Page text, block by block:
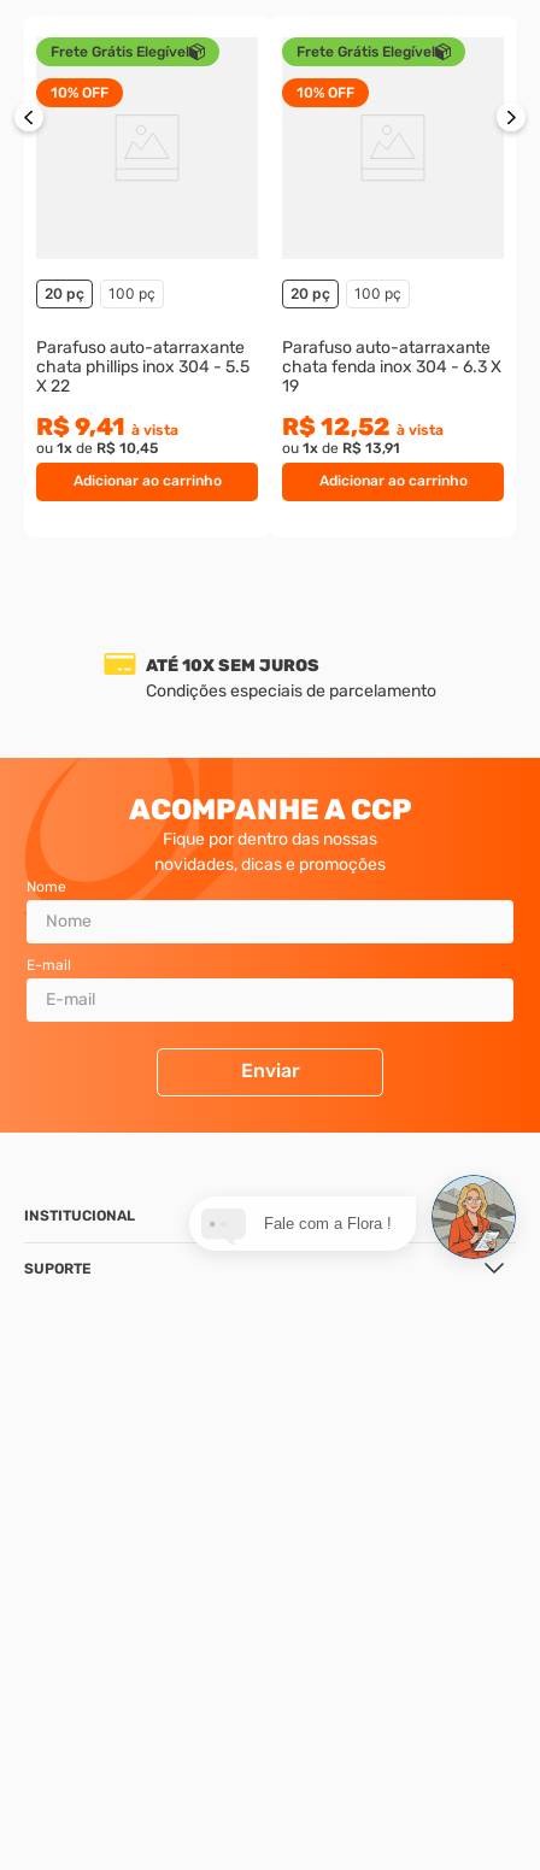
Frete Grátis Elegível
10% OFF
Adicionar ao carrinho
20 pç 100 pç
Parafuso auto-atarraxante
chata phillips inox 304 - 5.5
X 22
R$ 9,41 à vista
ou 1x de R$ 10,45
Frete Grátis Elegível
10% OFF
Adicionar ao carrinho
20 pç 100 pç
Parafuso auto-atarraxante
chata fenda inox 304 - 6.3 X
19
R$ 12,52 à vista
ou 1x de R$ 13,91
ATÉ 10X SEM JUROS
Condições especiais de parcelamento
ACOMPANHE A CCP
Fique por dentro das nossas
novidades, dicas e promoções
Nome
E-mail
Enviar
INSTITUCIONAL
SUPORTE
Fale com a Flora !